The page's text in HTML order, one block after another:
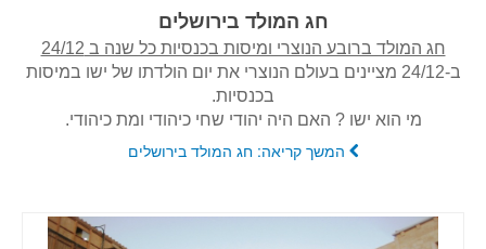
חג המולד בירושלים
חג המולד ברובע הנוצרי ומיסות בכנסיות כל שנה ב 24/12
ב-24/12 מציינים בעולם הנוצרי את יום הולדתו של ישו במיסות
בכנסיות.
מי הוא ישו ? האם היה יהודי שחי כיהודי ומת כיהודי.
המשך קריאה: חג המולד בירושלים